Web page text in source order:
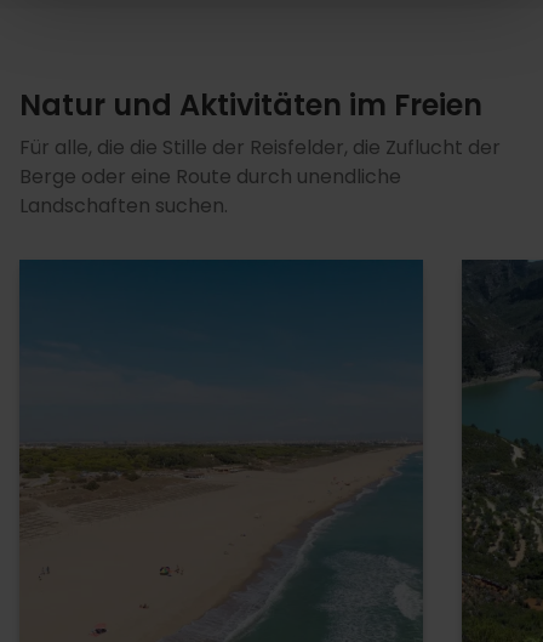
Natur und Aktivitäten im Freien
Für alle, die die Stille der Reisfelder, die Zuflucht der
Berge oder eine Route durch unendliche
Landschaften suchen.